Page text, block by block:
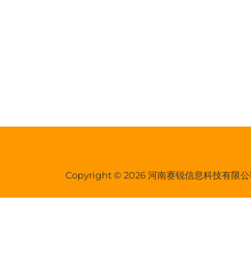
Copyright © 2026 河南赛锐信息科技有限公